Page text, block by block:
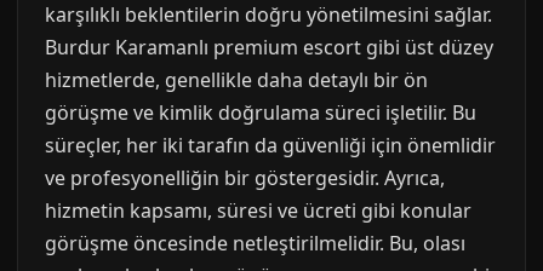
karşılıklı beklentilerin doğru yönetilmesini sağlar.
Burdur Karamanlı premium escort gibi üst düzey
hizmetlerde, genellikle daha detaylı bir ön
görüşme ve kimlik doğrulama süreci işletilir. Bu
süreçler, her iki tarafın da güvenliği için önemlidir
ve profesyonelliğin bir göstergesidir. Ayrıca,
hizmetin kapsamı, süresi ve ücreti gibi konular
görüşme öncesinde netleştirilmelidir. Bu, olası